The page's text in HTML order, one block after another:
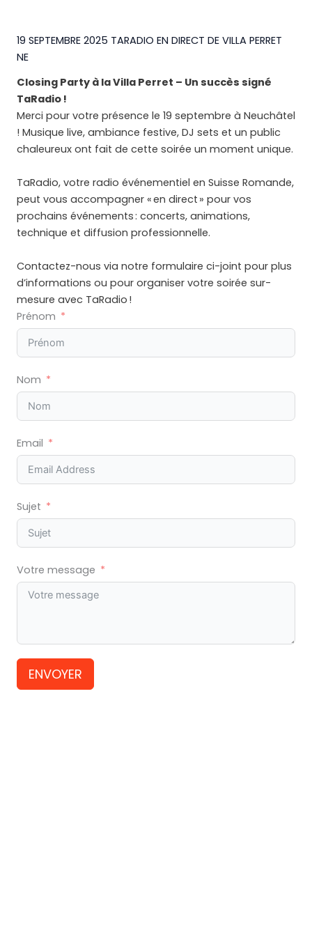
19 SEPTEMBRE 2025 TARADIO EN DIRECT DE VILLA PERRET
NE
Closing Party à la Villa Perret – Un succès signé
TaRadio !
Merci pour votre présence le 19 septembre à Neuchâtel
! Musique live, ambiance festive, DJ sets et un public
chaleureux ont fait de cette soirée un moment unique.
TaRadio, votre radio événementiel en Suisse Romande,
peut vous accompagner « en direct » pour vos
prochains événements : concerts, animations,
technique et diffusion professionnelle.
Contactez-nous via notre formulaire ci-joint pour plus
d’informations ou pour organiser votre soirée sur-
mesure avec TaRadio !
Prénom
Nom
Email
Sujet
Votre message
ENVOYER